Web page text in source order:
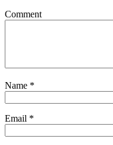
Comment
Name *
Email *